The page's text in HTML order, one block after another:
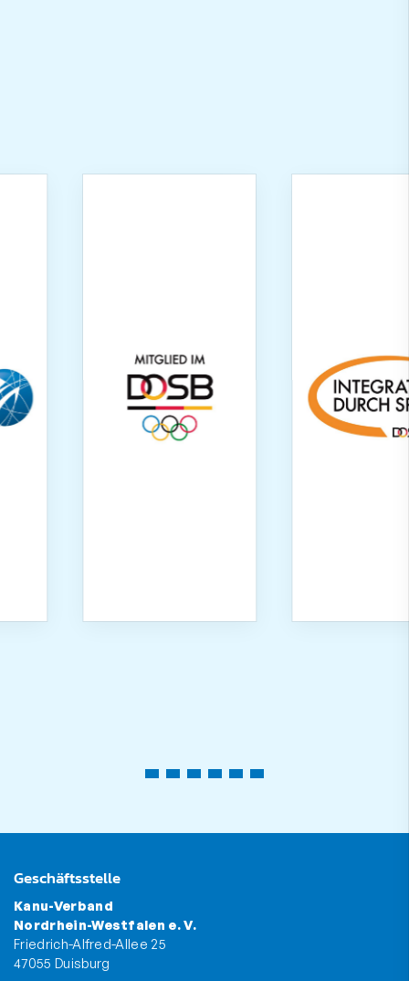
Geschäftsstelle
Kanu-Verband
Nordrhein-Westfalen e. V.
Friedrich-Alfred-Allee 25
47055 Duisburg